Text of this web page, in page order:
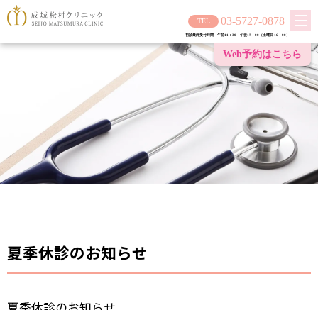
Web予約はこちら
03-5727-0878
初診最終受付時間 午前11：30 午後17：00（土曜日 16：00）
夏季休診のお知らせ